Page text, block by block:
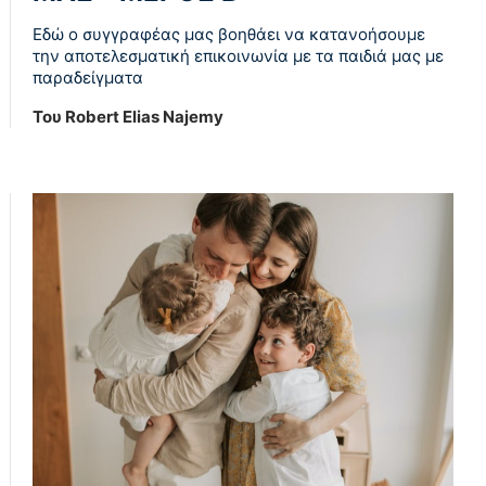
Εδώ ο συγγραφέας μας βοηθάει να κατανοήσουμε
την αποτελεσματική επικοινωνία με τα παιδιά μας με
παραδείγματα
Του Robert Elias Najemy